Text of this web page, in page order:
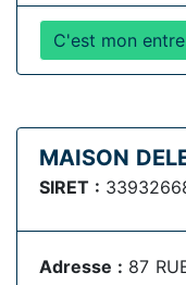
C'est mon
MAISON
SIRET :
Adresse : 87